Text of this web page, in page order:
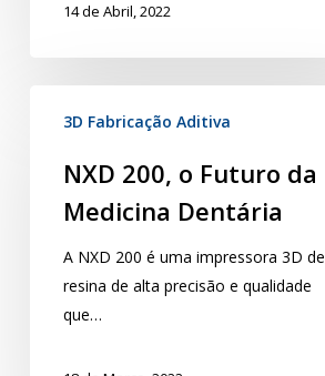
14 de Abril, 2022
3D Fabricação Aditiva
NXD 200, o Futuro da
Medicina Dentária
A NXD 200 é uma impressora 3D de
resina de alta precisão e qualidade
que…